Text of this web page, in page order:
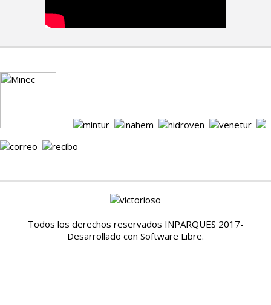
Todos los derechos reservados INPARQUES 2017-
Desarrollado con Software Libre.